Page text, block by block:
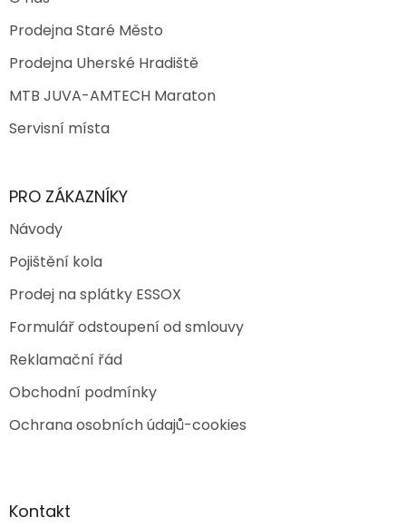
Prodejna Staré Město
Prodejna Uherské Hradiště
MTB JUVA-AMTECH Maraton
Servisní místa
PRO ZÁKAZNÍKY
Návody
Pojištění kola
Prodej na splátky ESSOX
Formulář odstoupení od smlouvy
Reklamační řád
Obchodní podmínky
Ochrana osobních údajů-cookies
Kontakt